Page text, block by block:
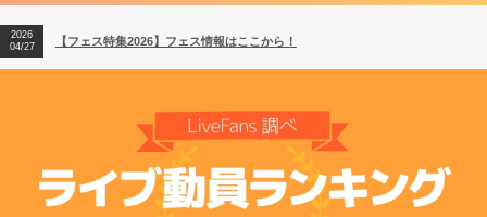
【ライブ動員ランキング】2026年上半期編発表！
2026
04/27
【フェス特集2026】フェス情報はここから！
2026